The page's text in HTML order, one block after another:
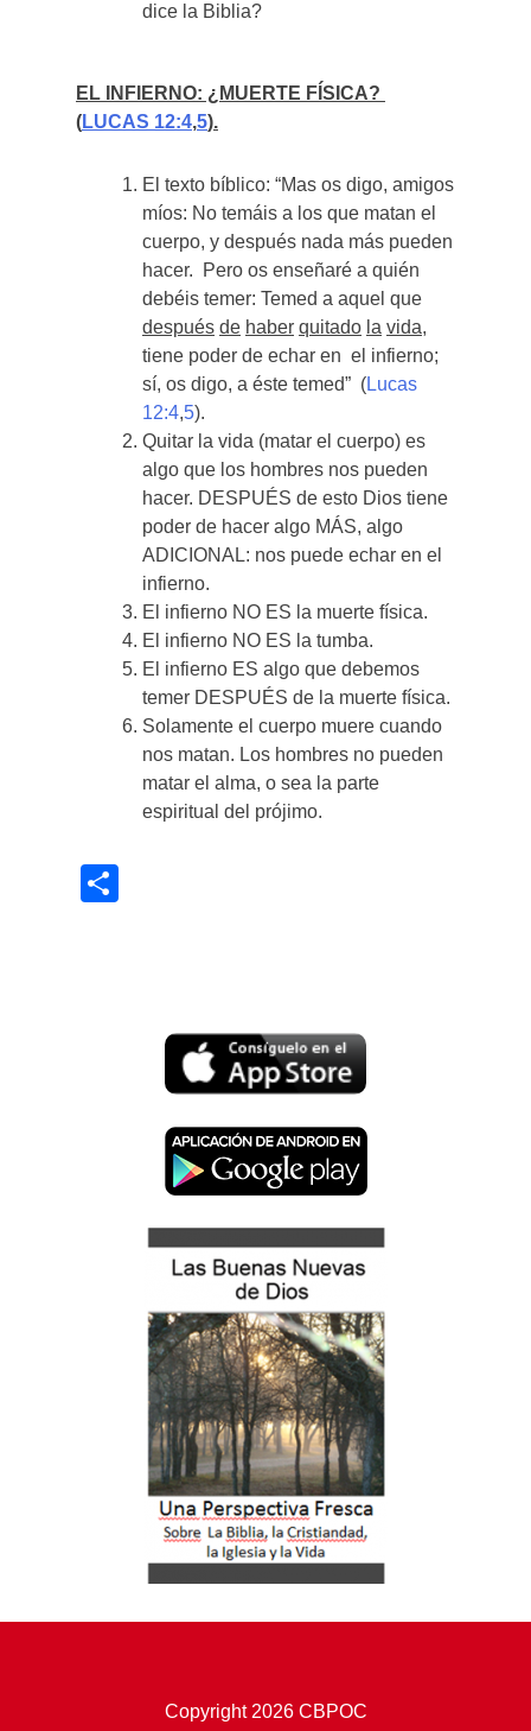
dice la Biblia?
EL INFIERNO: ¿MUERTE FÍSICA?
(LUCAS 12:4,5).
El texto bíblico: “Mas os digo, amigos
míos: No temáis a los que matan el
cuerpo, y después nada más pueden
hacer. Pero os enseñaré a quién
debéis temer: Temed a aquel que
después de haber quitado la vida,
tiene poder de echar en el infierno;
sí, os digo, a éste temed” (Lucas
12:4,5).
Quitar la vida (matar el cuerpo) es
algo que los hombres nos pueden
hacer. DESPUÉS de esto Dios tiene
poder de hacer algo MÁS, algo
ADICIONAL: nos puede echar en el
infierno.
El infierno NO ES la muerte física.
El infierno NO ES la tumba.
El infierno ES algo que debemos
temer DESPUÉS de la muerte física.
Solamente el cuerpo muere cuando
nos matan. Los hombres no pueden
matar el alma, o sea la parte
espiritual del prójimo.
Copyright 2026 CBPOC